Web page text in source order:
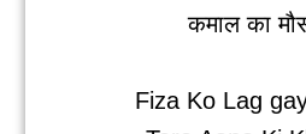
कमाल का
Fiza Ko Lag